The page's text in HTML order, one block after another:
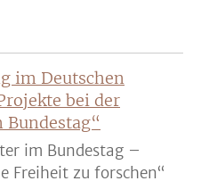
im Deutschen
bei der
im Bundestag –
Freiheit zu forschen“